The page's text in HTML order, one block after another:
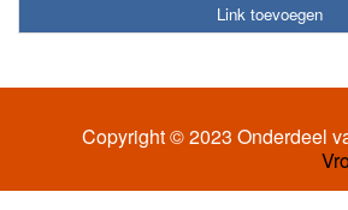
Link toevoegen
Copyright © 2023 Onderdeel